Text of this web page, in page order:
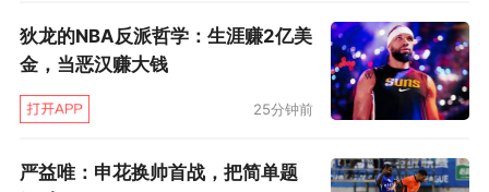
开局的节节败退却让安东尼·戴维斯失望不已。在
这么一支需要胜利的球队，是容不得希尔德犯错
的。所以当希尔德找不到投篮准心的时候，他在
球队中的机会便一步步地减少。
在离开鹈鹕的这一天，希尔德57场比赛过后
狄龙的NBA反派哲学：生涯赚2亿美
金，当恶汉赚大钱
25分钟前
严益唯：申花换帅首战，把简单题